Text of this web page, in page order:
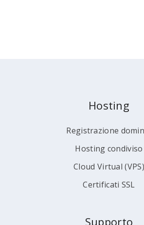
Hosting
Registrazione
Hosting condiviso
Cloud Virtual (VPS)
Certificati SSL
Supporto